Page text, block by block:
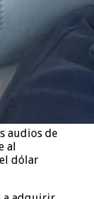
audios de
al
dólar